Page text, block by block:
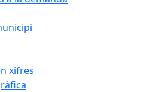
xifres